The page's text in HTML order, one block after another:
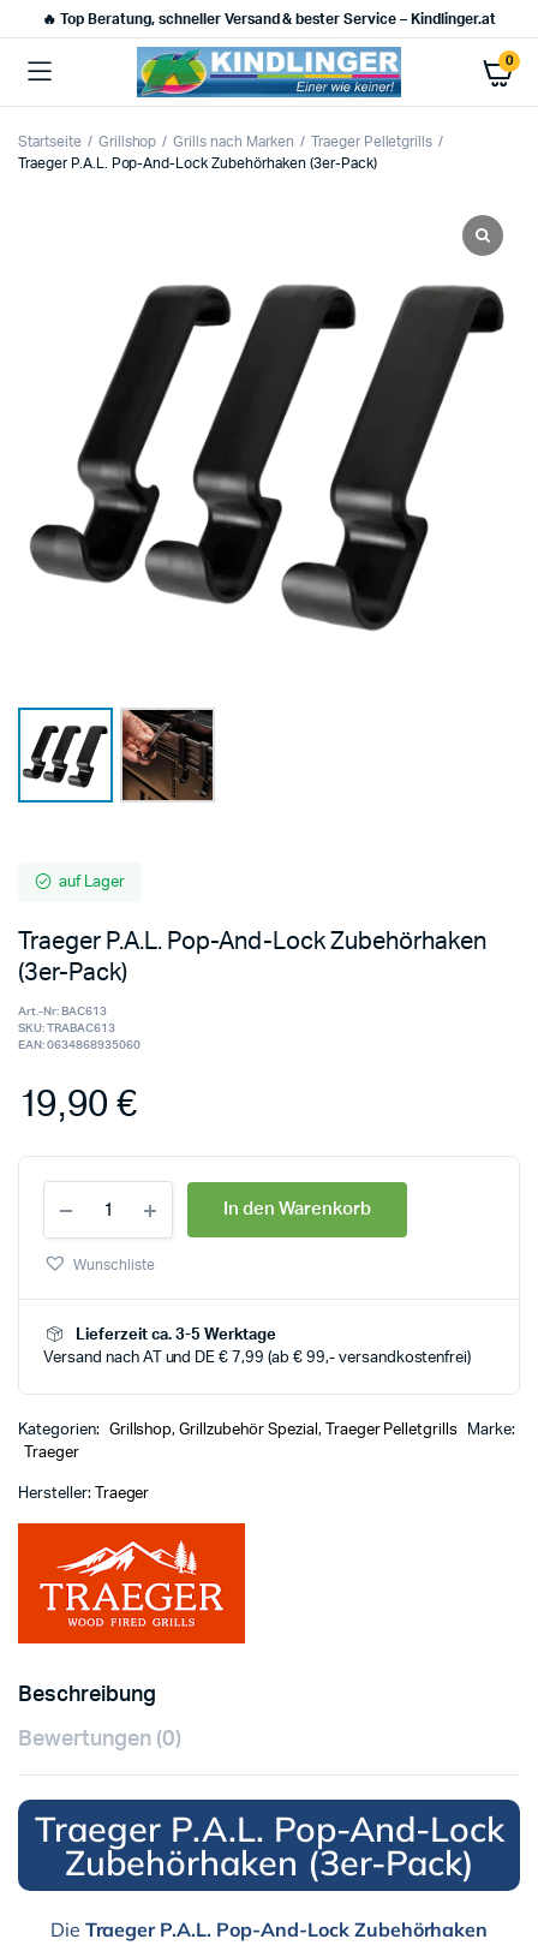
🔥 Top Beratung, schneller Versand & bester Service – Kindlinger.at
0
Startseite Grillshop Grills nach Marken
Traeger Pelletgrills
Traeger P.A.L. Pop-And-Lock Zubehörhaken (3er-Pack)
auf Lager
Traeger P.A.L. Pop-And-Lock Zubehörhaken
(3er-Pack)
Art.-Nr:BAC613
SKU: TRABAC613
EAN:0634868935060
19,90€
In den Warenkorb
Wunschliste
Lieferzeit ca. 3-5 Werktage
Versand nach AT und DE € 7,99 (ab € 99,- versandkostenfrei)
Kategorien: Grillshop,Grillzubehör Spezial , Traeger Pelletgrills
Marke:
Traeger
Hersteller: Traeger
Beschreibung
Bewertungen (0)
Traeger P.A.L. Pop-And-Lock
Zubehörhaken (3er-Pack)
Die Traeger P.A.L. Pop-And-Lock Zubehörhaken